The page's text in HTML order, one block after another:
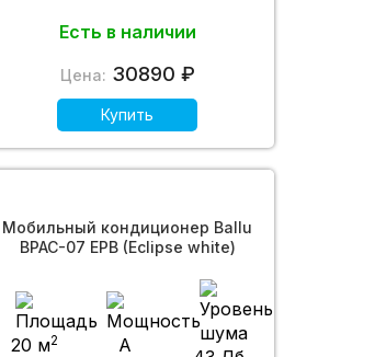
Есть в наличии
Цена: 30890 ₽
Купить
Мобильный кондиционер Ballu
BPAC-07 EPB (Eclipse white)
20 м2 A